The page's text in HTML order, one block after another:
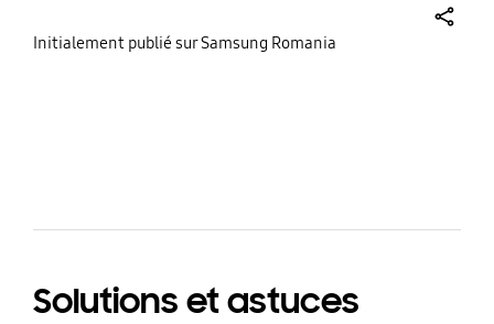
Initialement publié sur Samsung Romania
Solutions et astuces